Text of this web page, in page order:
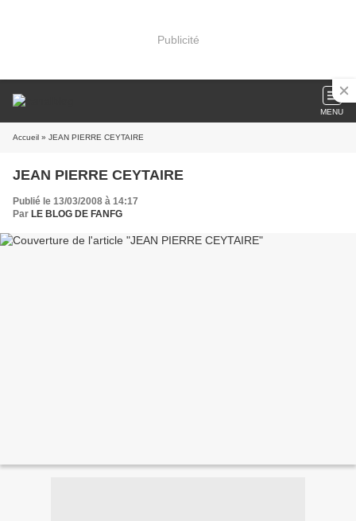
Publicité
MENU
Accueil » JEAN PIERRE CEYTAIRE
JEAN PIERRE CEYTAIRE
Publié le 13/03/2008 à 14:17
Par LE BLOG DE FANFG